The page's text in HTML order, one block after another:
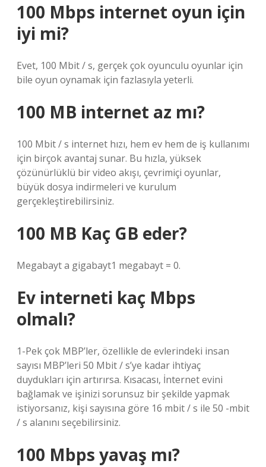
100 Mbps internet oyun için
iyi mi?
Evet, 100 Mbit / s, gerçek çok oyunculu oyunlar için
bile oyun oynamak için fazlasıyla yeterli.
100 MB internet az mı?
100 Mbit / s internet hızı, hem ev hem de iş kullanımı
için birçok avantaj sunar. Bu hızla, yüksek
çözünürlüklü bir video akışı, çevrimiçi oyunlar,
büyük dosya indirmeleri ve kurulum
gerçekleştirebilirsiniz.
100 MB Kaç GB eder?
Megabayt a gigabayt1 megabayt = 0.
Ev interneti kaç Mbps
olmalı?
1-Pek çok MBP’ler, özellikle de evlerindeki insan
sayısı MBP’leri 50 Mbit / s’ye kadar ihtiyaç
duydukları için artırırsa. Kısacası, İnternet evini
bağlamak ve işinizi sorunsuz bir şekilde yapmak
istiyorsanız, kişi sayısına göre 16 mbit / s ile 50 -mbit
/ s alanını seçebilirsiniz.
100 Mbps yavaş mı?